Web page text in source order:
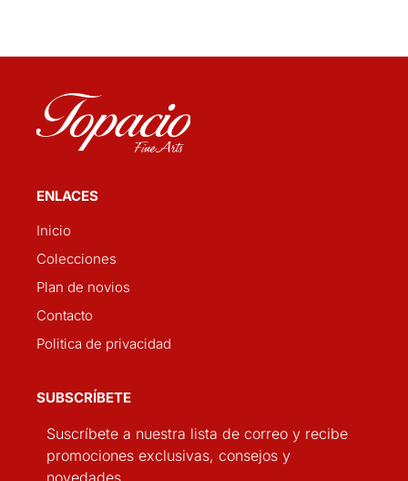
ENLACES
Inicio
Colecciones
Plan de novios
Contacto
Politica de privacidad
SUBSCRÍBETE
Suscríbete a nuestra lista de correo y recibe
promociones exclusivas, consejos y